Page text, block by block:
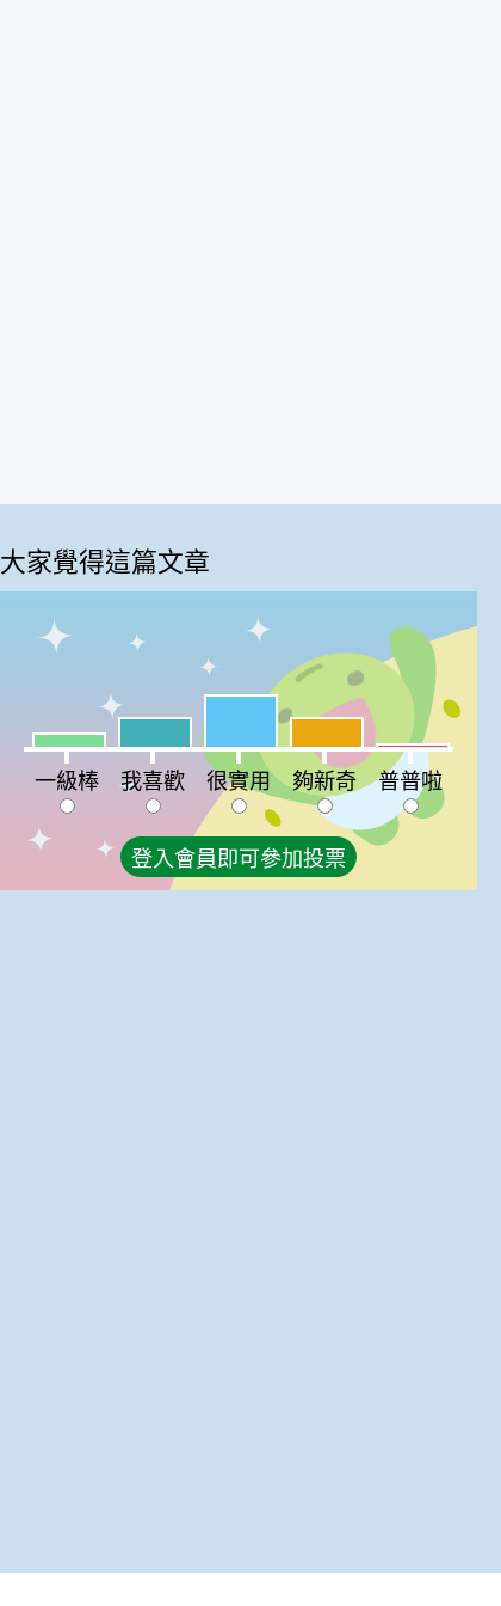
大家覺得這篇文章
一級棒:11%
我喜歡:23%
很實用:40%
夠新奇:23%
普普啦:3%
一級棒
我喜歡 很實用 夠新奇 普普啦
登入會員即可參加投票